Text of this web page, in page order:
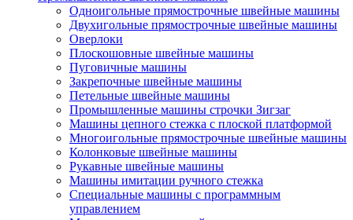
Одноигольные прямострочные швейные машины
Двухигольные прямострочные швейные машины
Оверлоки
Плоскошовные швейные машины
Пуговичные машины
Закрепочные швейные машины
Петельные швейные машины
Промышленные машины строчки Зигзаг
Машины цепного стежка с плоской платформой
Многоигольные прямострочные швейные машины
Колонковые швейные машины
Рукавные швейные машины
Машины имитации ручного стежка
Специальные машины с программным
управлением